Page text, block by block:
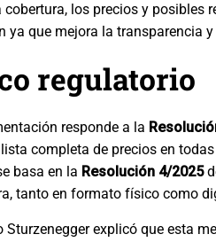
cobertura, los precios y posibles
ya que mejora la transparencia
regulatorio
responde a la
completa de precios en
basa en la Resolución 4/2025
tanto en formato físico como
Sturzenegger explicó que esta